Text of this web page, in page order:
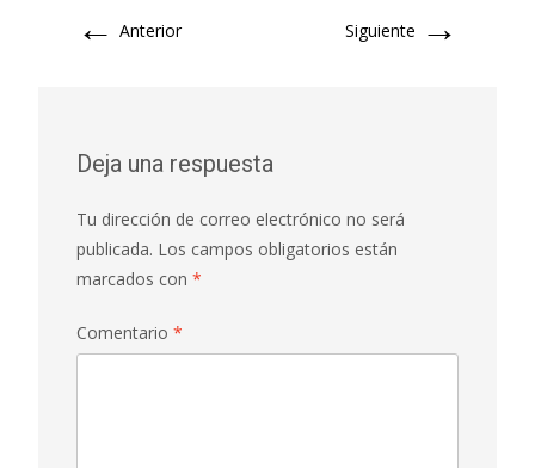
← Anterior Siguiente →
Deja una respuesta
Tu dirección de correo electrónico no será
publicada. Los campos obligatorios están
marcados con *
Comentario *